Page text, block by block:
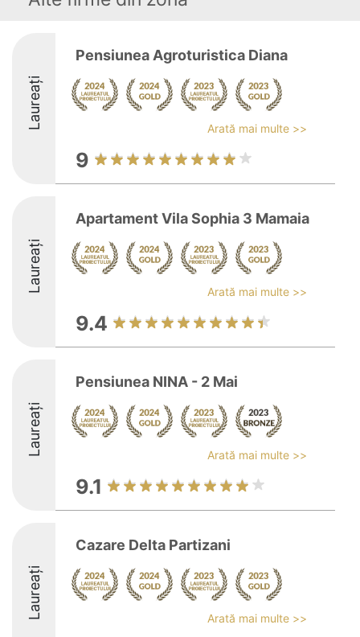
Laureați
Pensiunea Agroturistica Diana
Arată mai multe >>
9
Laureați
Apartament Vila Sophia 3 Mamaia
Arată mai multe >>
9.4
Laureați
Pensiunea NINA - 2 Mai
Arată mai multe >>
9.1
Laureați
Cazare Delta Partizani
Arată mai multe >>